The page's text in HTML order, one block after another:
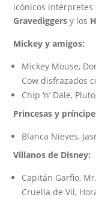
icónicos intérpretes
Gravediggers y los
Mickey y amigos:
Mickey Mouse,
Cow disfrazados
Chip ‘n’ Dale,
Princesas y
Blanca Nieves,
Villanos de Disney:
Capitán Garfio,
Cruella de Vil,